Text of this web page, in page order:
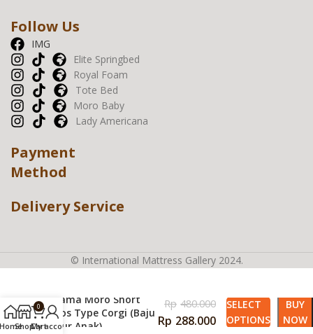
Follow Us
IMG
Elite Springbed
Royal Foam
Tote Bed
Moro Baby
Lady Americana
Payment
Method
Delivery Service
© International Mattress Gallery 2024.
Piyama Moro Short
Polos Type Corgi (Baju
Tidur Anak)
Rp 480.000
Rp 288.000
SELECT
OPTIONS
BUY
NOW
Shop
0
Cart
My account